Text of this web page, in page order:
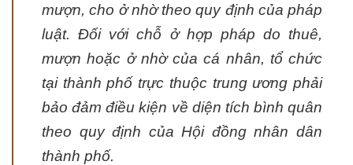
mượn, cho ở nhờ theo quy định của pháp
luật. Đối với chỗ ở hợp pháp do thuê,
mượn hoặc ở nhờ của cá nhân, tổ chức
tại thành phố trực thuộc trung ương phải
bảo đảm điều kiện về diện tích bình quân
theo quy định của Hội đồng nhân dân
thành phố.